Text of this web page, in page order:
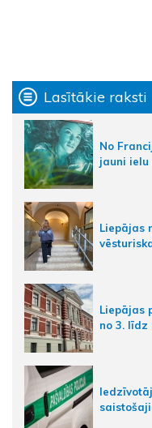
Lasītākie raksti
No
jauni ielu
Liepājas
Liepājas
no 3. līdz